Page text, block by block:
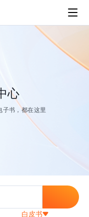
心
书，都在这里
白皮书